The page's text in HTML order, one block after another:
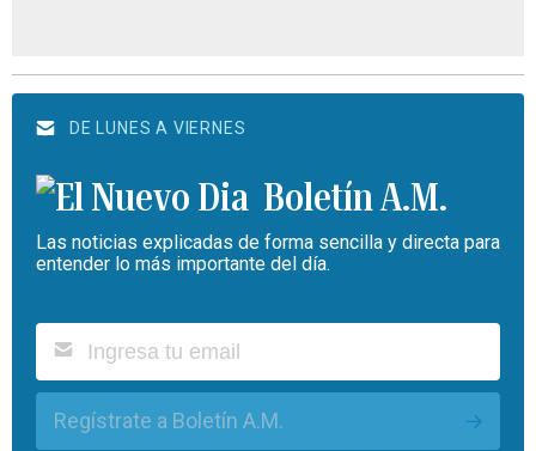
DE LUNES A VIERNES
Boletín A.M.
Las noticias explicadas de forma sencilla y directa para
entender lo más importante del día.
Regístrate a Boletín A.M.